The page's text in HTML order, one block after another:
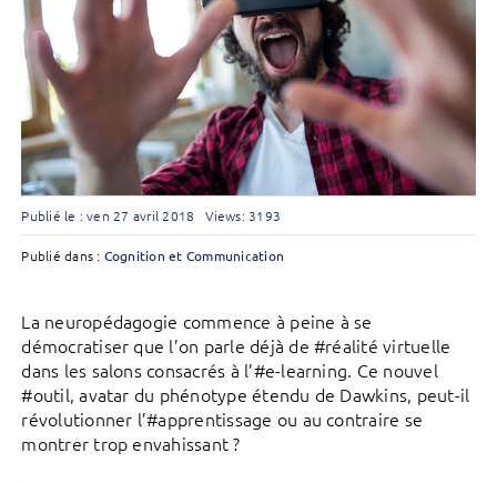
Publié le : ven 27 avril 2018 Views: 3193
Publié dans : Cognition et Communication
La neuropédagogie commence à peine à se
démocratiser que l’on parle déjà de #réalité virtuelle
dans les salons consacrés à l’#e-learning. Ce nouvel
#outil, avatar du phénotype étendu de Dawkins, peut-il
révolutionner l’#apprentissage ou au contraire se
montrer trop envahissant ?